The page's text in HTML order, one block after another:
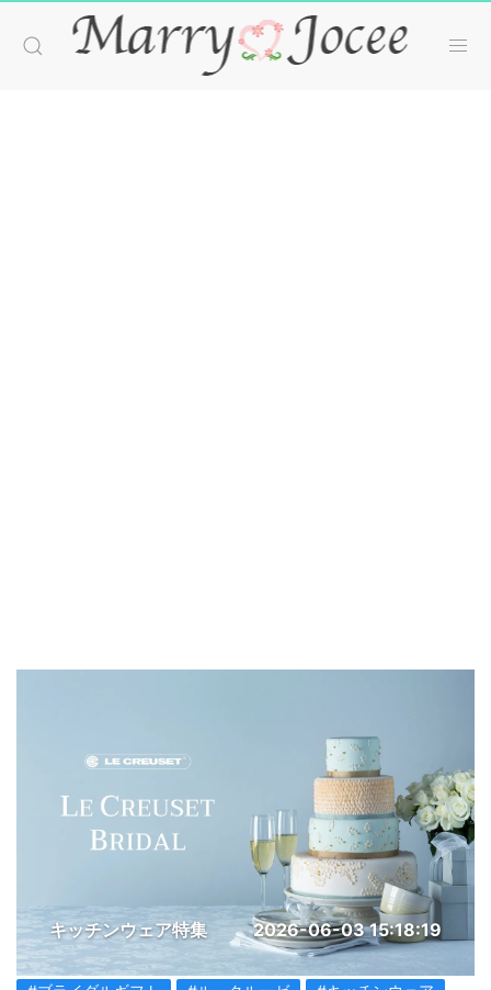
キッチンウェア特集 2026-06-03 15:18:19